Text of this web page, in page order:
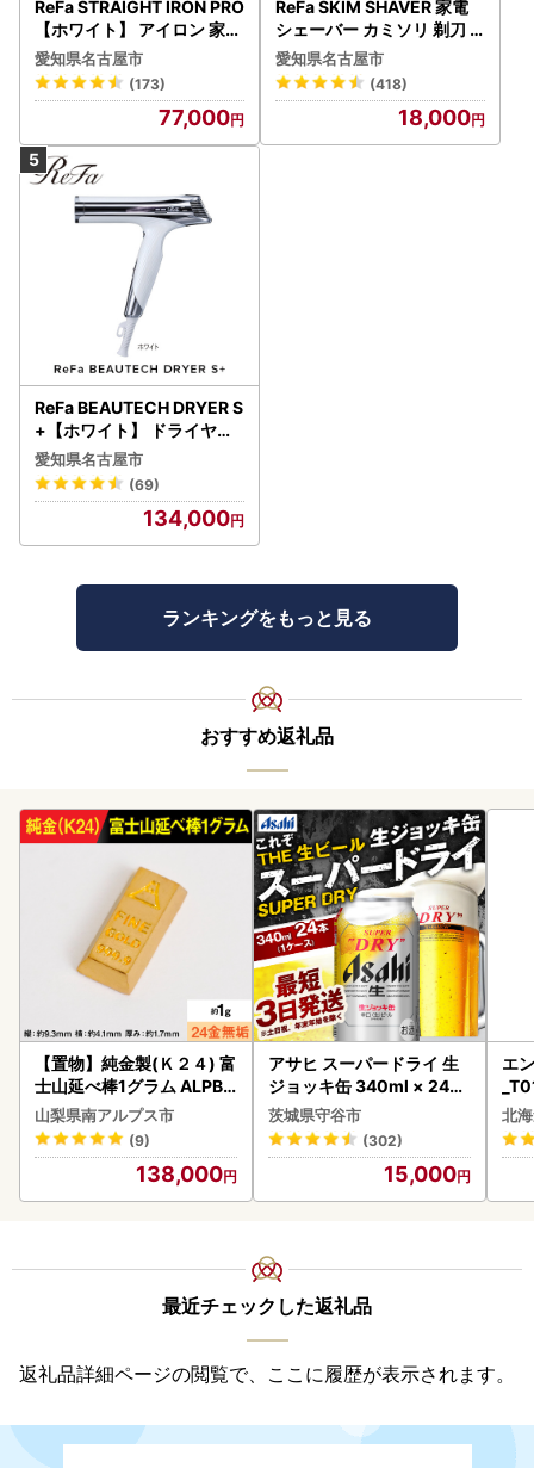
ReFa STRAIGHT IRON PRO
【ホワイト】 アイロン 家電
美容 リファ アイロン
愛知県名古屋市
(173)
77,000
ReFa SKIM SHAVER 家電
シェーバー カミソリ 剃刀
シェーバー
愛知県名古屋市
(418)
18,000
ReFa BEAUTECH DRYER S
+【ホワイト】 ドライヤー
美容 家電 ドライヤー リフ
ァ
愛知県名古屋市
(69)
134,000
ランキングをもっと見る
おすすめ返礼品
【置物】純金製(Ｋ２４) 富
士山延べ棒1グラム ALPBK
180
山梨県南アルプス市
(9)
138,000
アサヒ スーパードライ 生
ジョッキ缶 340ml × 24本
(1ケース) ＜茨城工場＞ 缶
ビール お酒 Asahi 守谷市
茨城県守谷市
(302)
15,000
エ
北
最近チェックした返礼品
返礼品詳細ページの閲覧で、ここに履歴が表示されます。